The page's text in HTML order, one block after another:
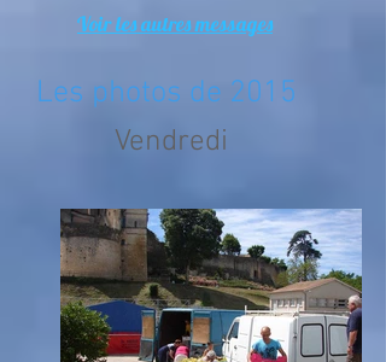
Voir les autres messages
Les photos de 2015
Vendredi